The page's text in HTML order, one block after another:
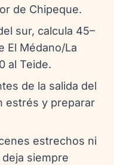
de Chipeque.
sur, calcula 45–
El Médano/La
al Teide.
de la salida del
estrés y preparar
estrechos ni
siempre